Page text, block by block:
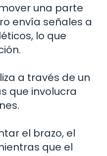
una parte
envía señales a
lo que
a través de un
que involucra
el brazo, el
que el